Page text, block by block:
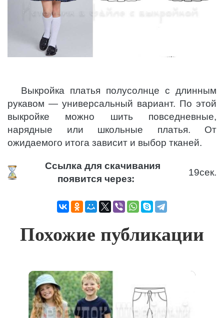
Выкройка платья полусолнце с длинным
рукавом — универсальный вариант. По этой
выкройке можно шить повседневные,
нарядные или школьные платья. От
ожидаемого итога зависит и выбор тканей.
Ссылка для скачивания
появится через:
19сек.
Похожие публикации